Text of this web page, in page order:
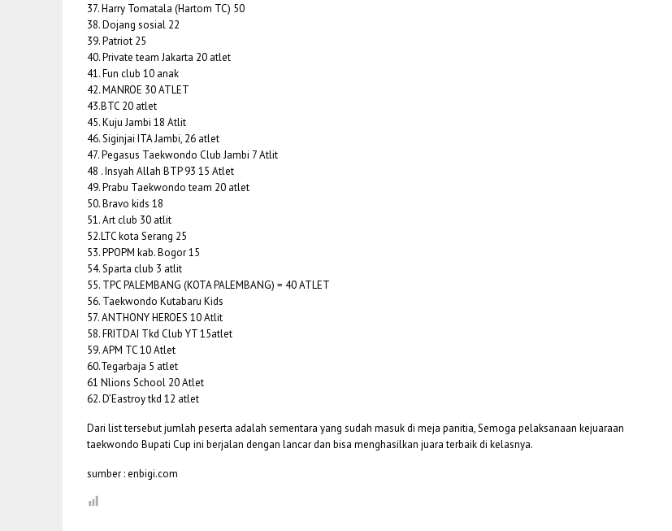
37. Harry Tomatala (Hartom TC) 50
38. Dojang sosial 22
39. Patriot 25
40. Private team Jakarta 20 atlet
41. Fun club 10 anak
42. MANROE 30 ATLET
43.BTC 20 atlet
45. Kuju Jambi 18 Atlit
46. Siginjai ITA Jambi, 26 atlet
47. Pegasus Taekwondo Club Jambi 7 Atlit
48 . Insyah Allah BTP 93 15 Atlet
49. Prabu Taekwondo team 20 atlet
50. Bravo kids 18
51. Art club 30 atlit
52.LTC kota Serang 25
53. PPOPM kab. Bogor 15
54. Sparta club 3 atlit
55. TPC PALEMBANG (KOTA PALEMBANG) = 40 ATLET
56. Taekwondo Kutabaru Kids
57. ANTHONY HEROES 10 Atlit
58. FRITDAI Tkd Club YT 15atlet
59. APM TC 10 Atlet
60.Tegarbaja 5 atlet
61 Nlions School 20 Atlet
62. D’Eastroy tkd 12 atlet
Dari list tersebut jumlah peserta adalah sementara yang sudah masuk di meja panitia, Semoga pelaksanaan kejuaraan
taekwondo Bupati Cup ini berjalan dengan lancar dan bisa menghasilkan juara terbaik di kelasnya.
sumber : enbigi.com